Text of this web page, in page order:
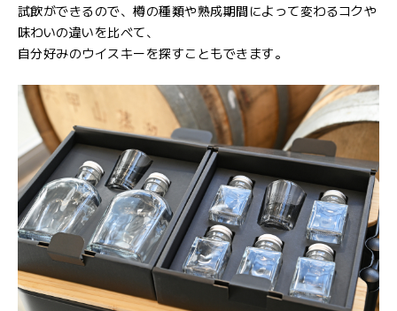
試飲ができるので、樽の種類や熟成期間によって変わるコクや
味わいの違いを比べて、
自分好みのウイスキーを探すこともできます。